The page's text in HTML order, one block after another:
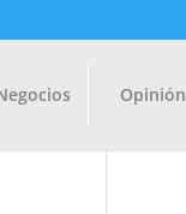
Opinión